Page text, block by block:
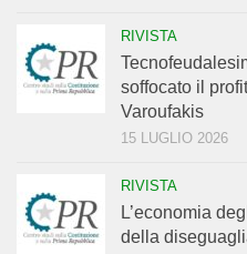
RIVISTA
soffocato il
Varoufakis
15 LUGLIO 2026
RIVISTA
L’economia
della